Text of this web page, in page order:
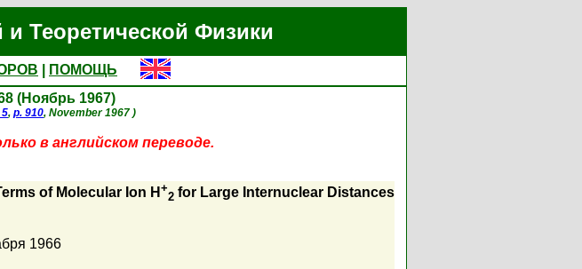
Теоретической Физики
ПОМОЩЬ
(Ноябрь 1967)
5, p. 910, November 1967 )
в английском переводе.
of Molecular Ion H +
2 for Large Internuclear Distances
1966